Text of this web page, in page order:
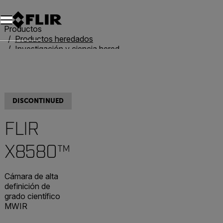
Productos
Productos heredados
Investigación y ciencia heredadas
DISCONTINUED
FLIR
X8580™
Cámara de alta
definición de
grado científico
MWIR